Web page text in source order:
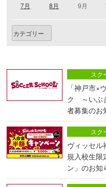
7月
8月 9月
「神戸市×
ク ～いぶ
者募集のお
スク
ヴィッセル
規入校生限
ン」のお知
スク